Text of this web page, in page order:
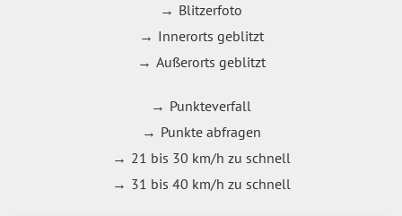
Blitzerfoto
Innerorts geblitzt
Außerorts geblitzt
Punkteverfall
Punkte abfragen
21 bis 30 km/h zu schnell
31 bis 40 km/h zu schnell